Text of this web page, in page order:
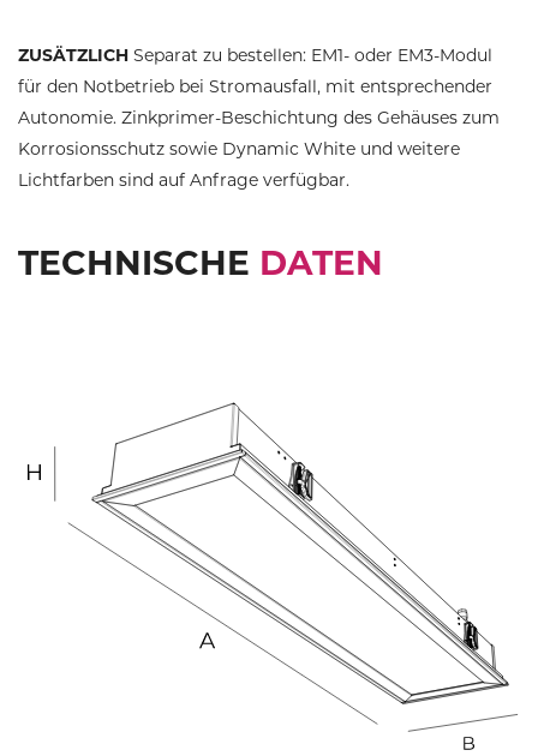
ZUSÄTZLICH Separat zu bestellen: EM1- oder EM3-Modul
für den Notbetrieb bei Stromausfall, mit entsprechender
Autonomie. Zinkprimer-Beschichtung des Gehäuses zum
Korrosionsschutz sowie Dynamic White und weitere
Lichtfarben sind auf Anfrage verfügbar.
TECHNISCHE DATEN